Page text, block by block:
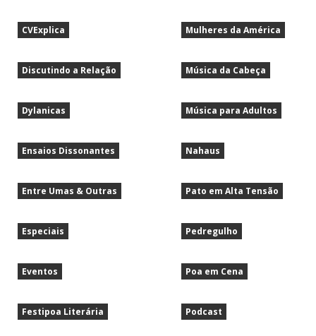
CVExplica
Discutindo a Relação
Dylanicas
Ensaios Dissonantes
Entre Umas & Outras
Especiais
Eventos
Festipoa Literária
Mulheres da América
Música da Cabeça
Música para Adultos
Nahaus
Pato em Alta Tensão
Pedregulho
Poa em Cena
Podcast